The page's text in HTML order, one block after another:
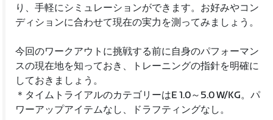
り、手軽にシミュレーションができます。お好みやコン
ディションに合わせて現在の実力を測ってみましょう。
今回のワークアウトに挑戦する前に自身のパフォーマン
スの現在地を知っておき、トレーニングの指針を明確に
しておきましょう。
＊タイムトライアルのカテゴリーはE 1.0～5.0 W/KG。パ
ワーアップアイテムなし、ドラフティングなし。